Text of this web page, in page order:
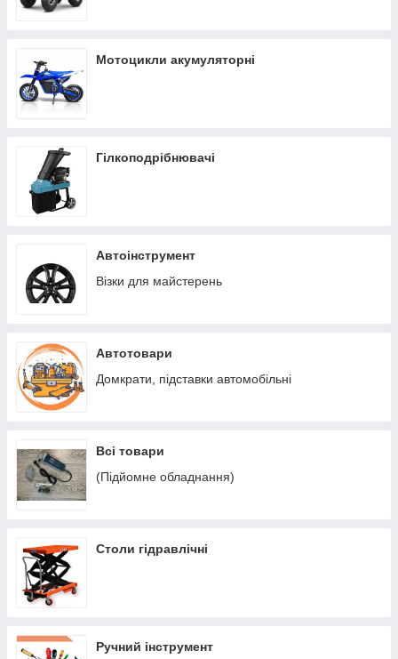
Мотоцикли акумуляторні
Гілкоподрібнювачі
Автоінструмент
Візки для майстерень
Автотовари
Домкрати, підставки автомобільні
Всі товари
(Підйомне обладнання)
Столи гідравлічні
Ручний інструмент